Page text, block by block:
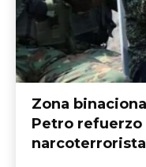
Zona
Petro